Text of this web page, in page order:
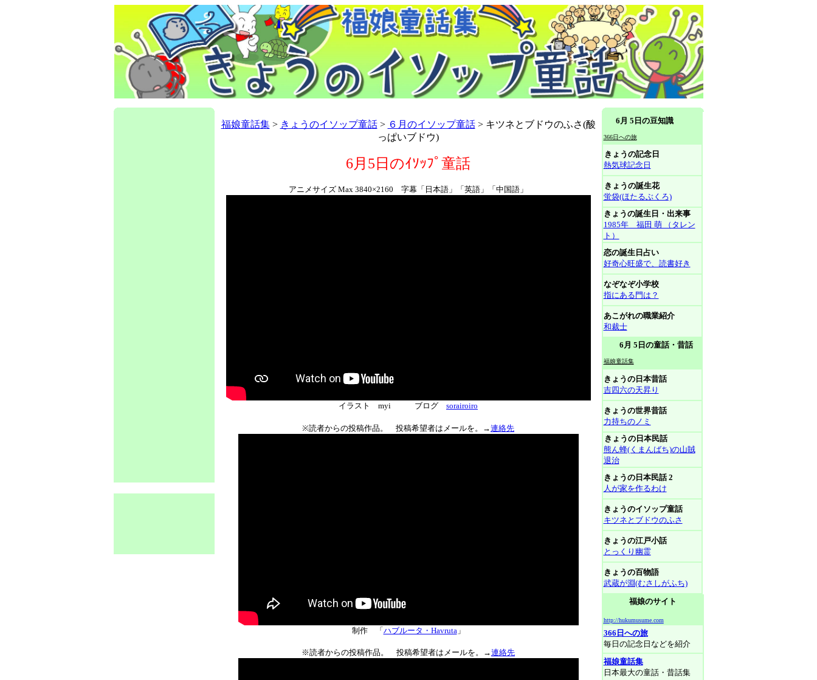
福娘童話集> きょうのイソップ童話> ６月のイソップ童話> キツネとブドウのふさ(酸
っぱいブドウ)
6月5日のｲｿｯﾌﾟ童話
アニメサイズ Max 3840×2160 字幕「日本語」「英語」「中国語」
イラスト myi ブログ sorairoiro
※読者からの投稿作品。 投稿希望者はメールを。→連絡先
制作 「 ハブルータ・Havruta」
※読者からの投稿作品。 投稿希望者はメールを。→連絡先
6月 5日の豆知識
366日への旅
きょうの記念日
熱気球記念日
きょうの誕生花
蛍袋(ほたるぶくろ)
きょうの誕生日・出来事
1985年 福田 萌 （タレン
ト）
恋の誕生日占い
好奇心旺盛で、読書好き
なぞなぞ小学校
指にある門は？
あこがれの職業紹介
和裁士
6月 5日の童話・昔話
福娘童話集
きょうの日本昔話
吉四六の天昇り
きょうの世界昔話
力持ちのノミ
きょうの日本民話
熊ん蜂(くまんばち)の山賊
退治
きょうの日本民話 2
人が家を作るわけ
きょうのイソップ童話
キツネとブドウのふさ
きょうの江戸小話
とっくり幽霊
きょうの百物語
武蔵が淵(むさしがふち)
福娘のサイト
http://hukumusume.com
366日への旅
毎日の記念日などを紹介
福娘童話集
日本最大の童話・昔話集